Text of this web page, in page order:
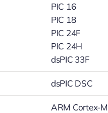
PIC 16
PIC 18
PIC 24F
PIC 24H
dsPIC 33F
dsPIC DSC
ARM Cortex-